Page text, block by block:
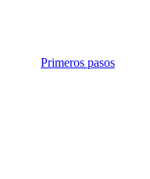
Primeros pasos